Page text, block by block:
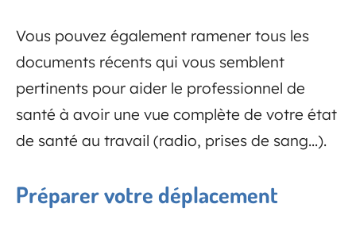
Vous pouvez également ramener tous les
documents récents qui vous semblent
pertinents pour aider le professionnel de
santé à avoir une vue complète de votre état
de santé au travail (radio, prises de sang…).
Préparer votre déplacement